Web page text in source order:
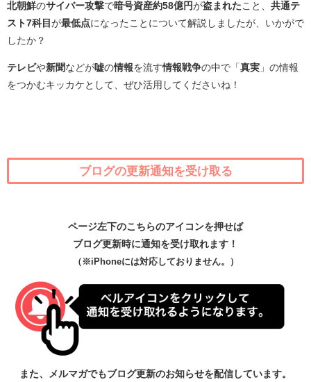
北朝鮮のサイバー攻撃で暗号資産約58億円が盗まれた こと、 共通テ
スト7科目 が最低点になったことについて解説しましたが、いかがで
したか？
テレビや新聞などが嘘の情報を流す情報戦争の中で「 真実 」の情報
をつかむキッカケとして、ぜひ活用してくださいね！
ブログの更新通知を受け取る
ページ左下のこちらのアイコンを押せば
ブログ更新時に通知を受け取れます！
（※iPhoneには対応しておりません。）
また、メルマガでもブログ更新のお知らせを配信しています。